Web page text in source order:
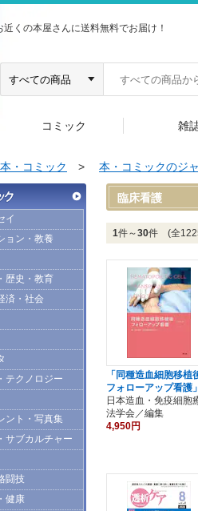
くの本屋さんに送料無料でお届け！
コミック 雑
本・コミック > 本・コミックのジ
イ
ョン・教養
歴史・教育
済・社会
テクノロジー
ント・写真集
サブカルチャー
闘技
健康
臨床看護
1件～30件 (全
「同種造血細胞移植
フォローアップ看護
日本造血・免疫細胞
法学会／編集
4,950円